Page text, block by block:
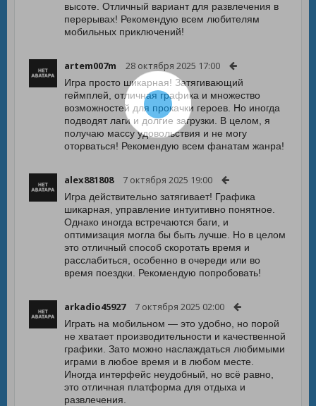
высоте. Отличный вариант для развлечения в
перерывах! Рекомендую всем любителям
мобильных приключений!
artem007m 28 октября 2025 17:00
Игра просто шикарная! Затягивающий
геймплей, отличная графика и множество
возможностей для прокачки героев. Но иногда
подводят лаги и долгие загрузки. В целом, я
получаю массу удовольствия и не могу
оторваться! Рекомендую всем фанатам жанра!
alex881808 7 октября 2025 19:00
Игра действительно затягивает! Графика
шикарная, управление интуитивно понятное.
Однако иногда встречаются баги, и
оптимизация могла бы быть лучше. Но в целом
это отличный способ скоротать время и
расслабиться, особенно в очереди или во
время поездки. Рекомендую попробовать!
arkadio45927 7 октября 2025 02:00
Играть на мобильном — это удобно, но порой
не хватает производительности и качественной
графики. Зато можно наслаждаться любимыми
играми в любое время и в любом месте.
Иногда интерфейс неудобный, но всё равно,
это отличная платформа для отдыха и
развлечения.